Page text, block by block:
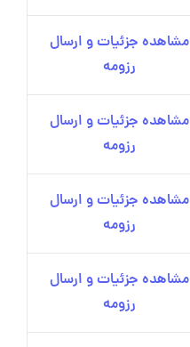
مشاهده جزئیات و ارسال
رزومه
مشاهده جزئیات و ارسال
رزومه
مشاهده جزئیات و ارسال
رزومه
مشاهده جزئیات و ارسال
رزومه